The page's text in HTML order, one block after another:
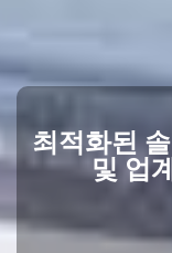
최적화된
및 업